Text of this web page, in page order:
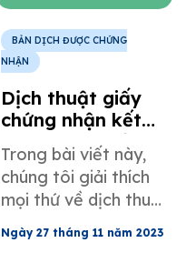
BẢN DỊCH ĐƯỢC CHỨNG
NHẬN
Dịch thuật giấy
chứng nhận kết
hôn Mexico của
bạn để nhập cư
vào Hoa Kỳ
Trong bài viết này,
chúng tôi giải thích
mọi thứ về dịch thuật
giấy chứng nhận kết
hôn của Mexico.
Ngày 27 tháng 11 năm 2023